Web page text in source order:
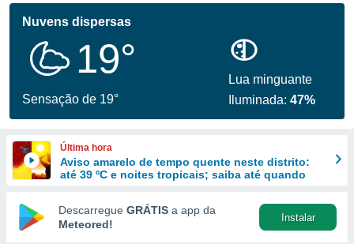
foi
fornecidas
a este
das
e
forma
digital
Nuvens dispersas
19°
Sensação de 19°
Lua minguante
Iluminada:47%
Última hora
Aviso amarelo de tempo quente neste distrito:
até 39 ºC e noites tropicais; saiba até quando
Descarregue GRÁTIS a app da
Meteored!
Instalar